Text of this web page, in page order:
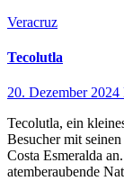
Veracruz
Tecolutla
20. Dezember 2024
Tecolutla, ein
Besucher mit
Costa Esmeralda
atemberaubende